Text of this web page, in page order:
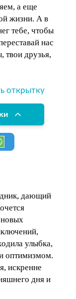
а еще
жизни. А в
тебе, чтобы
нас
твои друзья,
открытку
дающий
улыбка,
оптимизмом.
искренне
дня и